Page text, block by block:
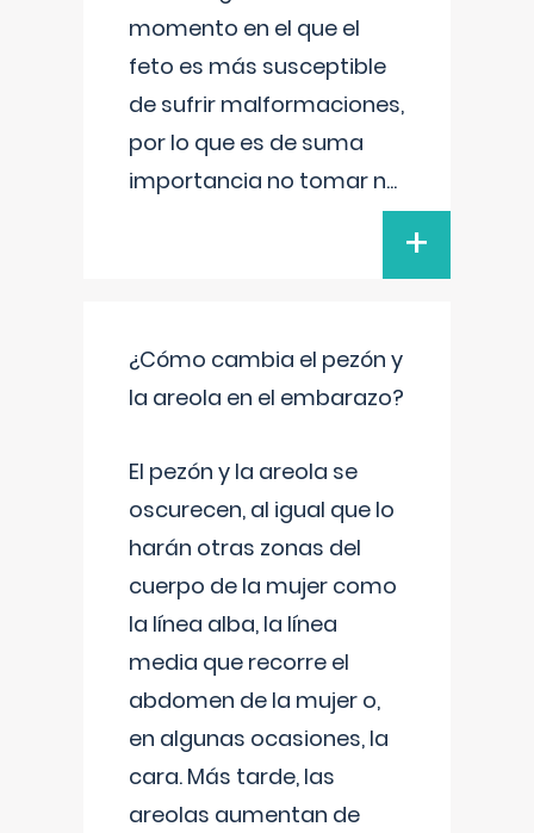
momento en el que el
feto es más susceptible
de sufrir malformaciones,
por lo que es de suma
importancia no tomar n...
+
¿Cómo cambia el pezón y
la areola en el embarazo?
El pezón y la areola se
oscurecen, al igual que lo
harán otras zonas del
cuerpo de la mujer como
la línea alba, la línea
media que recorre el
abdomen de la mujer o,
en algunas ocasiones, la
cara. Más tarde, las
areolas aumentan de